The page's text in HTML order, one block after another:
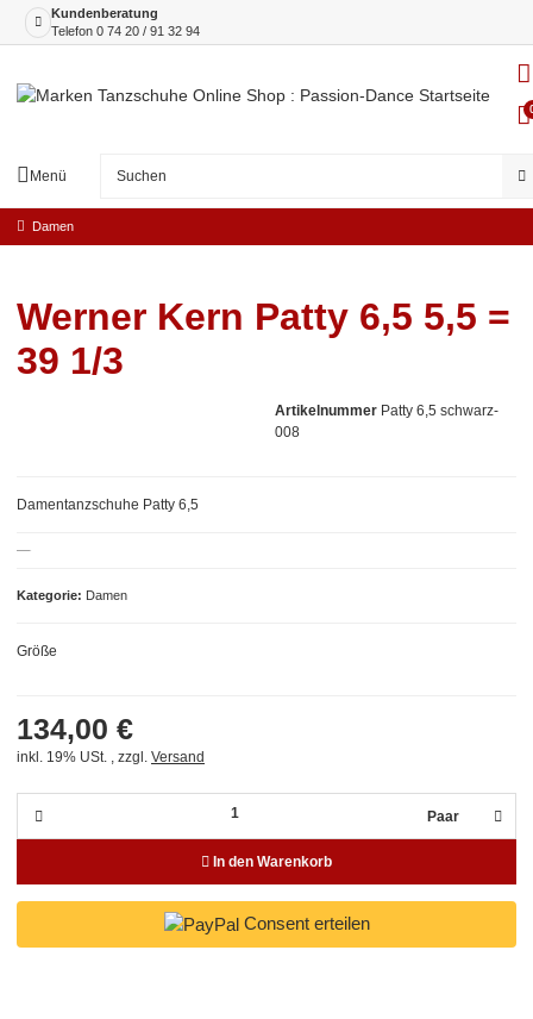
Kundenberatung
Telefon 0 74 20 / 91 32 94
Menü
Damen
Werner Kern Patty 6,5 5,5 =
39 1/3
Artikelnummer Patty 6,5 schwarz-
008
Kategorie Damen
Damentanzschuhe Patty 6,5
Größe
134,00 €
inkl. 19% USt. , zzgl. Versand
Paar
In den Warenkorb
Consent erteilen